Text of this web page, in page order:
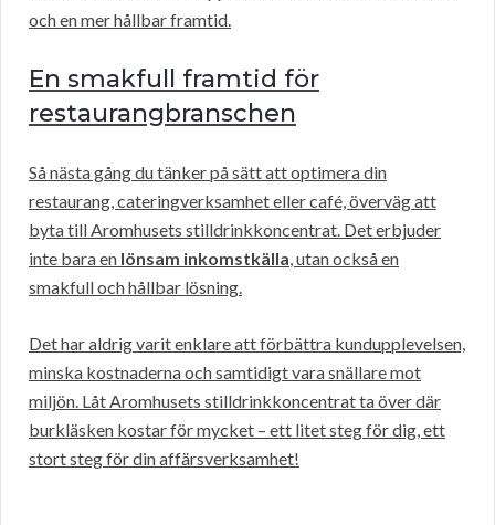
och en mer hållbar framtid.
En smakfull framtid för
restaurangbranschen
Så nästa gång du tänker på sätt att optimera din
restaurang, cateringverksamhet eller café, överväg att
byta till Aromhusets stilldrinkkoncentrat. Det erbjuder
inte bara en lönsam inkomstkälla, utan också en
smakfull och hållbar lösning.
Det har aldrig varit enklare att förbättra kundupplevelsen,
minska kostnaderna och samtidigt vara snällare mot
miljön. Låt Aromhusets stilldrinkkoncentrat ta över där
burkläsken kostar för mycket – ett litet steg för dig, ett
stort steg för din affärsverksamhet!